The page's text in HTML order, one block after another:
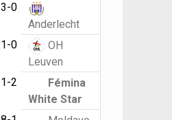
3-0
Anderlecht
1-0
OH
Leuven
1-2
Fémina
White Star